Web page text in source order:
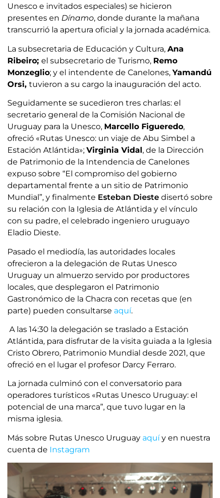
Unesco e invitados especiales) se hicieron
presentes en Dínamo, donde durante la mañana
transcurrió la apertura oficial y la jornada académica.
La subsecretaria de Educación y Cultura, Ana
Ribeiro; el subsecretario de Turismo, Remo
Monzeglio; y el intendente de Canelones, Yamandú
Orsi, tuvieron a su cargo la inauguración del acto.
Seguidamente se sucedieron tres charlas: el
secretario general de la Comisión Nacional de
Uruguay para la Unesco, Marcello Figueredo,
ofreció «Rutas Unesco: un viaje de Abu Simbel a
Estación Atlántida»; Virginia Vidal, de la Dirección
de Patrimonio de la Intendencia de Canelones
expuso sobre “El compromiso del gobierno
departamental frente a un sitio de Patrimonio
Mundial”, y finalmente Esteban Dieste disertó sobre
su relación con la Iglesia de Atlántida y el vínculo
con su padre, el celebrado ingeniero uruguayo
Eladio Dieste.
Pasado el mediodía, las autoridades locales
ofrecieron a la delegación de Rutas Unesco
Uruguay un almuerzo servido por productores
locales, que desplegaron el Patrimonio
Gastronómico de la Chacra con recetas que (en
parte) pueden consultarse aquí.
A las 14:30 la delegación se traslado a Estación
Atlántida, para disfrutar de la visita guiada a la Iglesia
Cristo Obrero, Patrimonio Mundial desde 2021, que
ofreció en el lugar el profesor Darcy Ferraro.
La jornada culminó con el conversatorio para
operadores turísticos «Rutas Unesco Uruguay: el
potencial de una marca”, que tuvo lugar en la
misma iglesia.
Más sobre Rutas Unesco Uruguay aquíy en nuestra
cuenta de Instagram